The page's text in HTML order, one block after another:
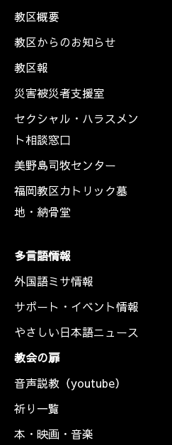
教区概要
教区からのお知らせ
教区報
災害被災者支援室
セクシャル・ハラスメン
ト相談窓口
美野島司牧センター
福岡教区カトリック墓
地・納骨堂
多言語情報
外国語ミサ情報
サポート・イベント情報
やさしい日本語ニュース
教会の扉
音声説教（youtube）
祈り一覧
本・映画・音楽